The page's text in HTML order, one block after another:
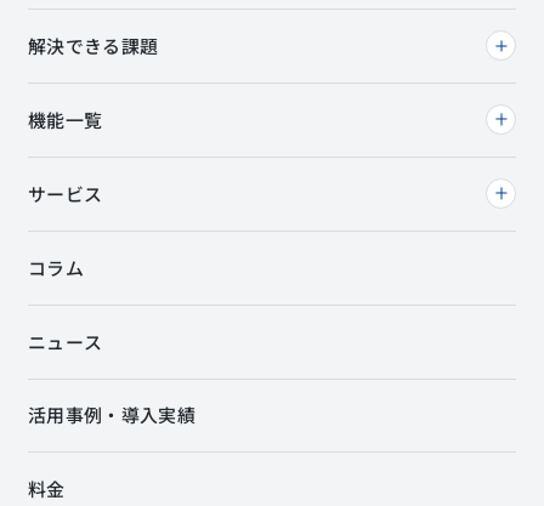
解決できる課題
コラム
ニュース
活用事例・導入実績
料金
機能一覧
サービス